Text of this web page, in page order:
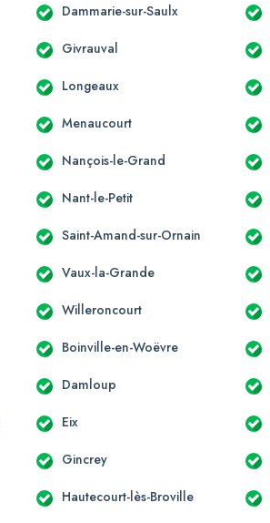
Dammarie-sur-Saulx
Givrauval
Longeaux
Menaucourt
Nançois-le-Grand
Nant-le-Petit
Saint-Amand-sur-Ornain
Vaux-la-Grande
Willeroncourt
Boinville-en-Woëvre
Damloup
Eix
Gincrey
Hautecourt-lès-Broville